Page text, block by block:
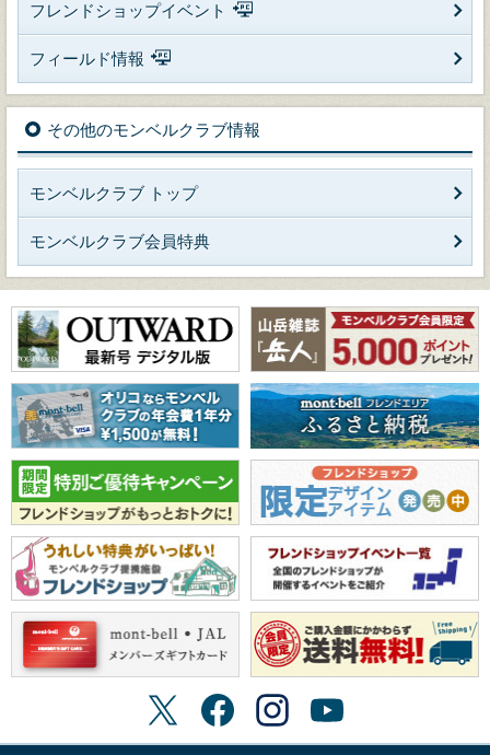
フレンドショップイベント
フィールド情報
その他のモンベルクラブ情報
モンベルクラブ トップ
モンベルクラブ会員特典